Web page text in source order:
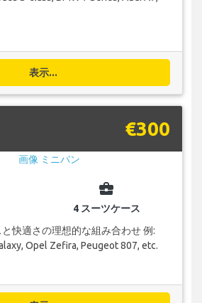
表示...
€300
business_center
4 スーツケース
快適さの理想的な組み合わせ 例:
Opel Zefira, Peugeot 807, etc.